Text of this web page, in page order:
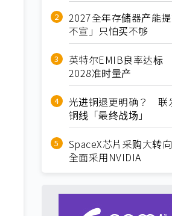
2027全年存储器产能
不宣」只怕买不够
英特尔EMIB良率达标
2028准时量产
光进铜退更明确？ 联
铜线「最终战场」
SpaceX芯片采购大
全面采用NVIDIA